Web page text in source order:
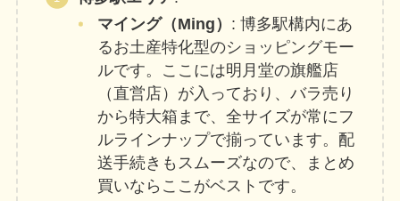
マイング（Ming） : 博多駅構内にあ
るお土産特化型のショッピングモー
ルです。ここには明月堂の旗艦店
（直営店）が入っており、バラ売り
から特大箱まで、全サイズが常にフ
ルラインナップで揃っています。配
送手続きもスムーズなので、まとめ
買いならここがベストです。